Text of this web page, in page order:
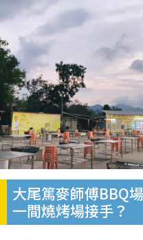
大尾篤麥師傅BBQ
一間燒烤場接手？